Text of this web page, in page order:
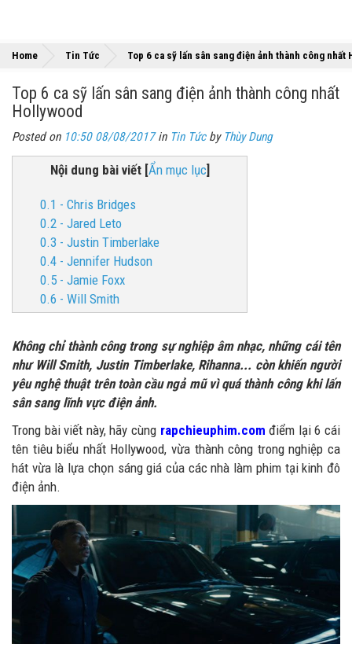
Home Tin Tức Top 6 ca sỹ lấn sân sang điện ảnh thành công nhất
Top 6 ca sỹ lấn sân sang điện ảnh thành công nhất
Hollywood
Posted on 10:50 08/08/2017in Tin Tứcby Thùy Dung
Nội dung bài viết[Ẩn mục lục]
0.1 - Chris Bridges
0.2 - Jared Leto
0.3 - Justin Timberlake
0.4 - Jennifer Hudson
0.5 - Jamie Foxx
0.6 - Will Smith
Không chỉ thành công trong sự nghiệp âm nhạc, những cái tên
như Will Smith, Justin Timberlake, Rihanna... còn khiến người
yêu nghệ thuật trên toàn cầu ngả mũ vì quá thành công khi lấn
sân sang lĩnh vực điện ảnh.
Trong bài viết này, hãy cùng rapchieuphim.com điểm lại 6 cái
tên tiêu biểu nhất Hollywood, vừa thành công trong nghiệp ca
hát vừa là lựa chọn sáng giá của các nhà làm phim tại kinh đô
điện ảnh.